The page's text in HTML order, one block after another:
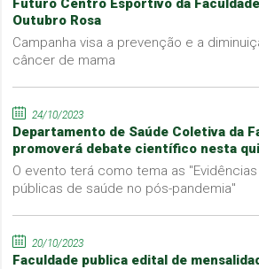
Futuro Centro Esportivo da
Outubro Rosa
Campanha visa a prevenção e a
câncer de mama
24/10/2023
Departamento de Saúde Coletiva da
promoverá debate científico nesta
O evento terá como tema as
públicas de saúde no pós-pandemia"
20/10/2023
Faculdade publica edital de